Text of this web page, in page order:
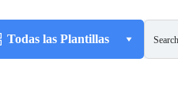
Todas las Plantillas